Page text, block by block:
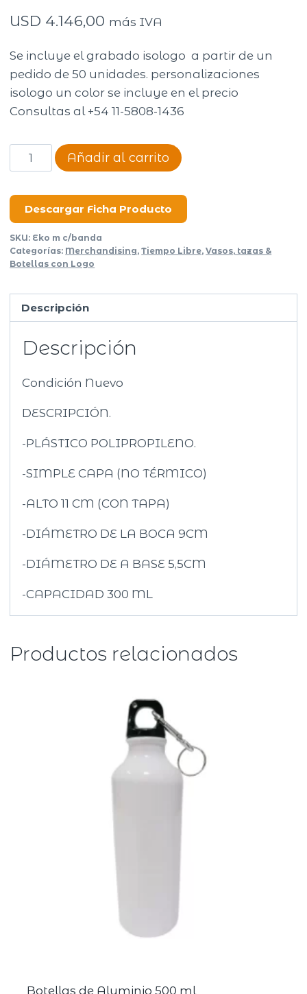
USD 4.146,00 más IVA
Se incluye el grabado isologo a partir de un
pedido de 50 unidades. personalizaciones
isologo un color se incluye en el precio
Consultas al +54 11-5808-1436
Vaso
Ekom
banda
y
tapa
a
cantidad
Añadir al carrito
Descargar Ficha Producto
SKU: Eko m c/banda
Categorías: Merchandising,Tiempo Libre,Vasos, tazas &
Botellas con Logo
Descripción
Descripción
Condición Nuevo
DESCRIPCIÓN.
-PLÁSTICO POLIPROPILENO.
-SIMPLE CAPA (NO TÉRMICO)
-ALTO 11 CM (CON TAPA)
-DIÁMETRO DE LA BOCA 9CM
-DIÁMETRO DE A BASE 5,5CM
-CAPACIDAD 300 ML
Productos relacionados
Botellas de Aluminio 500 ml